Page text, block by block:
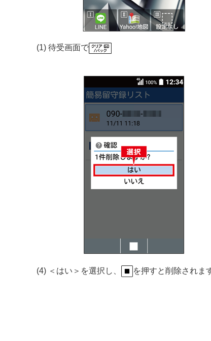
(1) 待受画面で
(4) ＜はい＞を選択し、 を押すと削除されま